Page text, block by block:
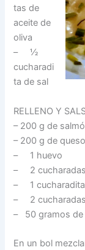
tas de
aceite de
oliva
– ½
cucharadi
ta de sal
RELLENO Y
– 200 g de
– 200 g de
– 1 huevo
– 2 cucharadas
– 1 cucharadita
– 2 cucharadas
– 50 gramos de
En un bol